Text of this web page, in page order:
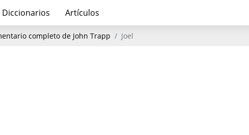
Diccionarios Artículos
completo de John Trapp Joel